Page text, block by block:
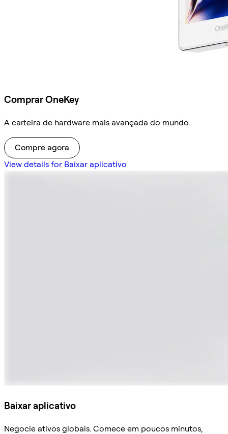
Comprar OneKey
A carteira de hardware mais avançada do mundo.
Compre agora
View details for Baixar aplicativo
Baixar aplicativo
Negocie ativos globais. Comece em poucos minutos,